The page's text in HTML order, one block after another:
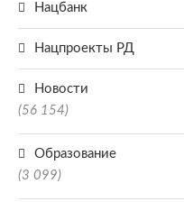
Нацбанк
Нацпроекты РД
Новости
(56 154)
Образование
(3 099)